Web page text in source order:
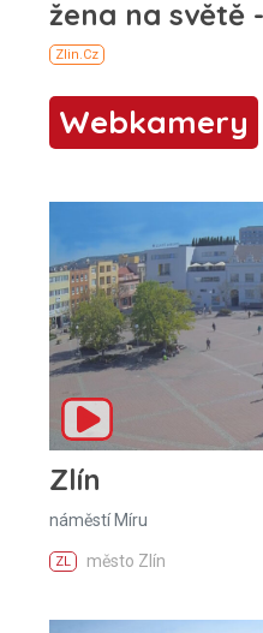
Webkamery
Zlín
náměstí Míru
ZL město Zlín